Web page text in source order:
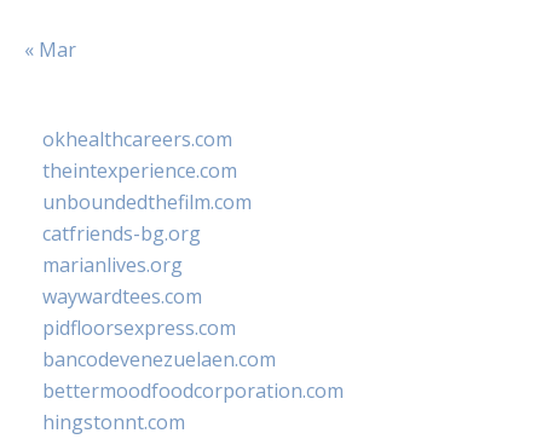
« Mar
okhealthcareers.com
theintexperience.com
unboundedthefilm.com
catfriends-bg.org
marianlives.org
waywardtees.com
pidfloorsexpress.com
bancodevenezuelaen.com
bettermoodfoodcorporation.com
hingstonnt.com